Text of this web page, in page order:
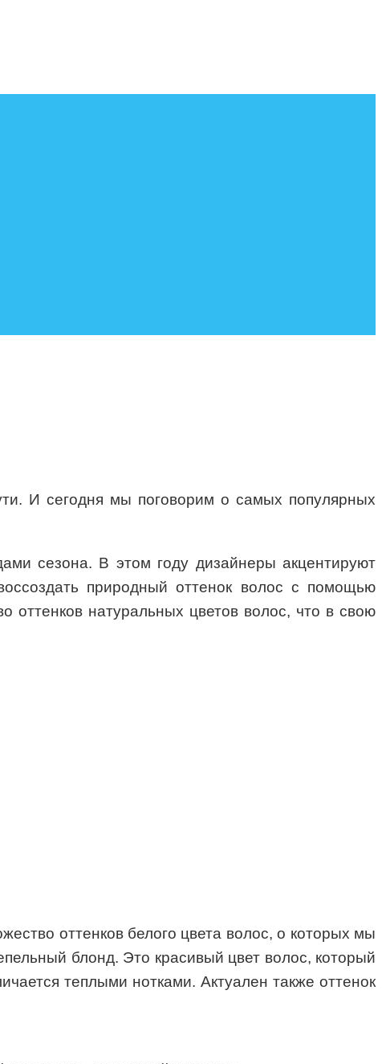
И сегодня мы поговорим о самых популярных
сезона. В этом году дизайнеры акцентируют
природный оттенок волос с помощью
оттенков натуральных цветов волос, что в свою
оттенков белого цвета волос, о которых мы
блонд. Это красивый цвет волос, который
теплыми нотками. Актуален также оттенок